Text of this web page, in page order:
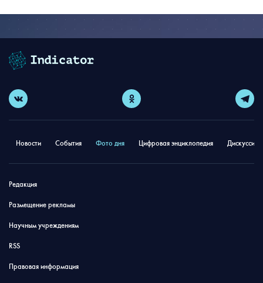
Новости События Фото дня Цифровая энциклопедия
Редакция
Размещение рекламы
Научным учреждениям
RSS
Правовая информация